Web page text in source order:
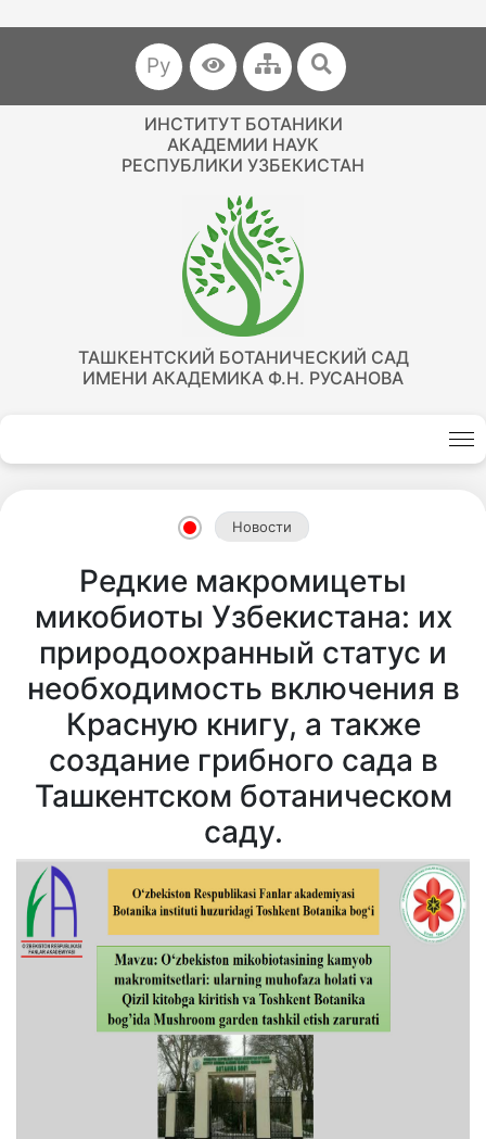
Ру
ИНСТИТУТ БОТАНИКИ
АКАДЕМИИ НАУК
РЕСПУБЛИКИ УЗБЕКИСТАН
ТАШКЕНТСКИЙ БОТАНИЧЕСКИЙ САД
ИМЕНИ АКАДЕМИКА Ф.Н. РУСАНОВА
Новости
Редкие макромицеты
микобиоты Узбекистана: их
природоохранный статус и
необходимость включения в
Красную книгу, а также
создание грибного сада в
Ташкентском ботаническом
саду.